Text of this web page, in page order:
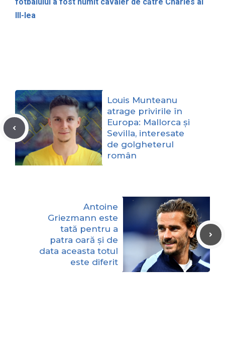
III-lea
Louis Munteanu
atrage privirile în
Europa: Mallorca și
Sevilla, interesate
de golgheterul
român
Antoine
Griezmann este
tată pentru a
patra oară și de
data aceasta totul
este diferit